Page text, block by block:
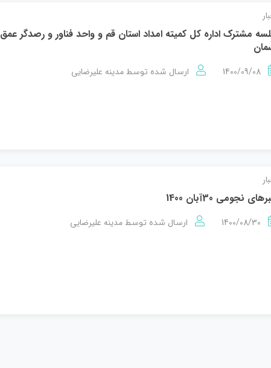
مشترک اداره کل کمیته امداد استان قم و واحد فناور و رصدگر عمق
1400/09/08 ارسال شده توسط مدینه علیرضایی
نجومی 30آبان 1400
1400/08/30 ارسال شده توسط مدینه علیرضایی